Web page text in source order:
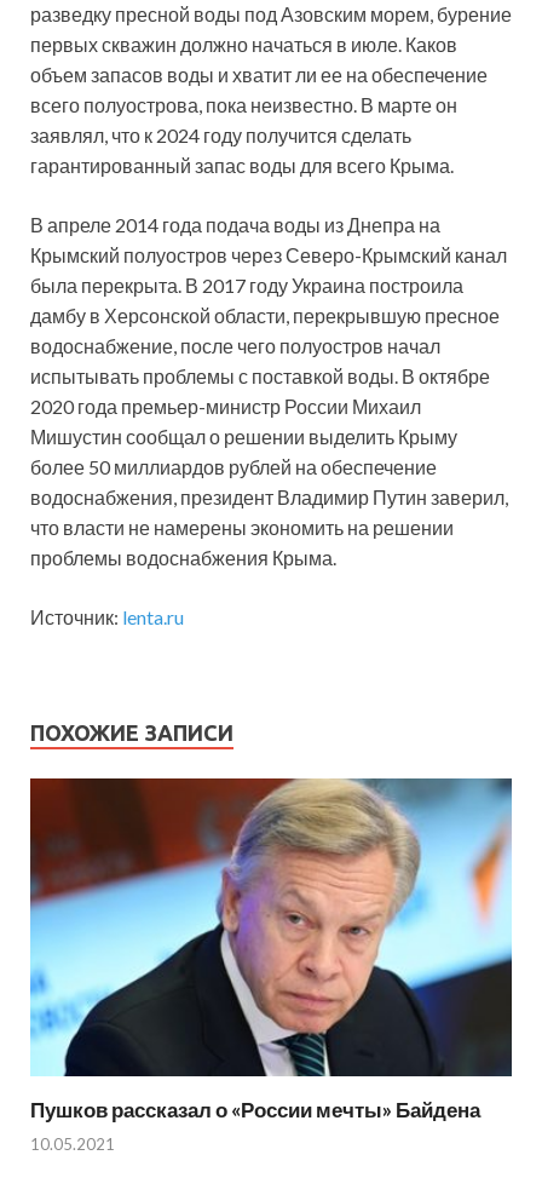
разведку пресной воды под Азовским морем, бурение
первых скважин должно начаться в июле. Каков
объем запасов воды и хватит ли ее на обеспечение
всего полуострова, пока неизвестно. В марте он
заявлял, что к 2024 году получится сделать
гарантированный запас воды для всего Крыма.
В апреле 2014 года подача воды из Днепра на
Крымский полуостров через Северо-Крымский канал
была перекрыта. В 2017 году Украина построила
дамбу в Херсонской области, перекрывшую пресное
водоснабжение, после чего полуостров начал
испытывать проблемы с поставкой воды. В октябре
2020 года премьер-министр России Михаил
Мишустин сообщал о решении выделить Крыму
более 50 миллиардов рублей на обеспечение
водоснабжения, президент Владимир Путин заверил,
что власти не намерены экономить на решении
проблемы водоснабжения Крыма.
Источник: lenta.ru
ПОХОЖИЕ ЗАПИСИ
Пушков рассказал о «России мечты» Байдена
10.05.2021